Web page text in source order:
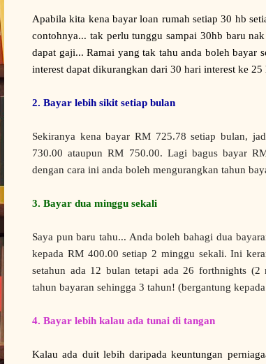
Apabila kita kena bayar loan rumah setiap 30 hb
contohnya... tak perlu tunggu sampai 30hb baru
dapat gaji... Ramai yang tak tahu anda boleh bayar
interest dapat dikurangkan dari 30 hari interest ke
2. Bayar lebih sikit setiap bulan
Sekiranya kena bayar RM 725.78 setiap bulan,
730.00 ataupun RM 750.00. Lagi bagus bayar
dengan cara ini anda boleh mengurangkan tahun
3. Bayar dua minggu sekali
Saya pun baru tahu... Anda boleh bahagi dua
kepada RM 400.00 setiap 2 minggu sekali. Ini
setahun ada 12 bulan tetapi ada 26 forthnights (2
tahun bayaran sehingga 3 tahun! (bergantung
4. Bayar lebih kalau ada tunai di tangan
Kalau ada duit lebih daripada keuntungan